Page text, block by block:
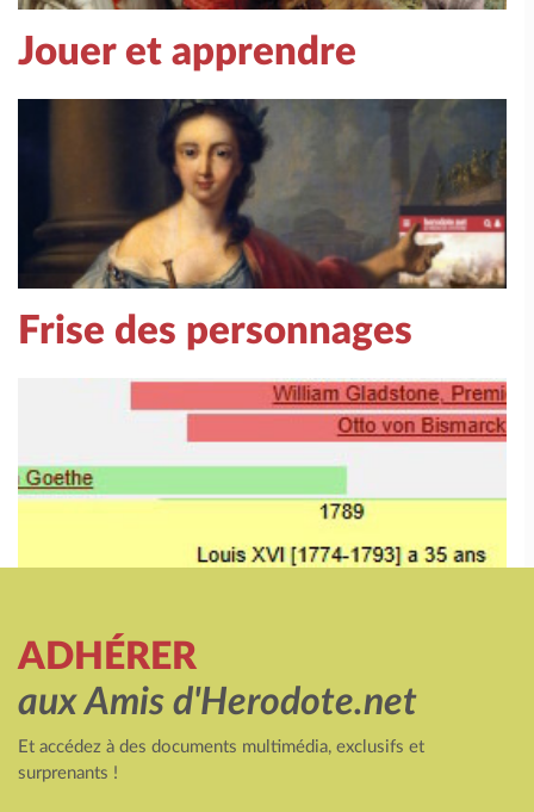
Jouer et apprendre
Frise des personnages
ADHÉRER
aux Amis d'Herodote.net
Et accédez à des documents multimédia, exclusifs et
surprenants !